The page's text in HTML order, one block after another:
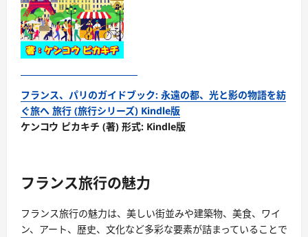
フランス、パリのガイドブック: 永遠の都、光と影の物語を紡
ぐ旅へ 旅行 (旅行シリーズ) Kindle版
ケンコウ ピカキチ (著) 形式: Kindle版
フランス旅行の魅力
フランス旅行の魅力は、美しい街並みや建築物、美食、ワイ
ン、アート、歴史、文化など多彩な要素が詰まっていることで